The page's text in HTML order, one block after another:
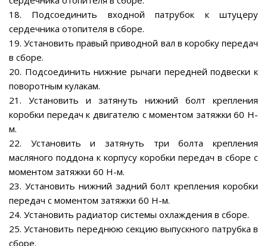
18. Подсоединить входной патрубок к штуцеру
сердечника отопителя в сборе.
19. Установить правый приводной вал в коробку передач
в сборе.
20. Подсоединить нижние рычаги передней подвески к
поворотным кулакам.
21. Установить и затянуть нижний болт крепления
коробки передач к двигателю с моментом затяжки 60 Н-
м.
22. Установить и затянуть три болта крепления
масляного поддона к корпусу коробки передач в сборе с
моментом затяжки 60 Н-м.
23. Установить нижний задний болт крепления коробки
передач с моментом затяжки 60 Н-м.
24. Установить радиатор системы охлаждения в сборе.
25. Установить переднюю секцию выпускного патрубка в
сборе.